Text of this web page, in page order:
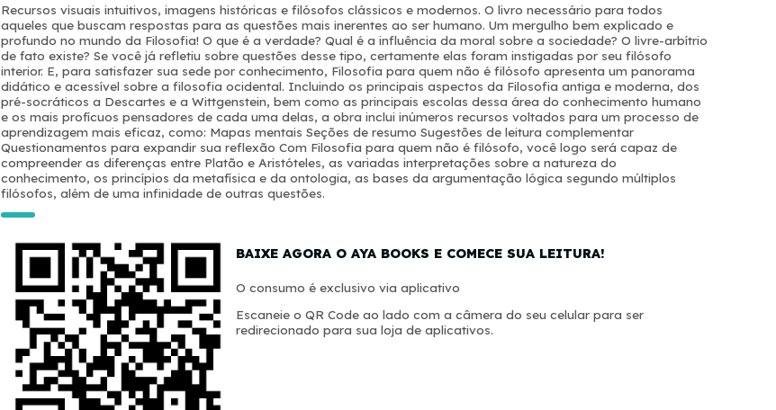
Recursos visuais intuitivos, imagens históricas e filósofos clássicos e modernos. O livro necessário para todos
aqueles que buscam respostas para as questões mais inerentes ao ser humano. Um mergulho bem explicado e
profundo no mundo da Filosofia! O que é a verdade? Qual é a influência da moral sobre a sociedade? O livre-arbítrio
de fato existe? Se você já refletiu sobre questões desse tipo, certamente elas foram instigadas por seu filósofo
interior. E, para satisfazer sua sede por conhecimento, Filosofia para quem não é filósofo apresenta um panorama
didático e acessível sobre a filosofia ocidental. Incluindo os principais aspectos da Filosofia antiga e moderna, dos
pré-socráticos a Descartes e a Wittgenstein, bem como as principais escolas dessa área do conhecimento humano
e os mais profícuos pensadores de cada uma delas, a obra inclui inúmeros recursos voltados para um processo de
aprendizagem mais eficaz, como: Mapas mentais Seções de resumo Sugestões de leitura complementar
Questionamentos para expandir sua reflexão Com Filosofia para quem não é filósofo, você logo será capaz de
compreender as diferenças entre Platão e Aristóteles, as variadas interpretações sobre a natureza do
conhecimento, os princípios da metafísica e da ontologia, as bases da argumentação lógica segundo múltiplos
filósofos, além de uma infinidade de outras questões.
BAIXE AGORA O AYA BOOKS E COMECE SUA LEITURA!
O consumo é exclusivo via aplicativo
Escaneie o QR Code ao lado com a câmera do seu celular para ser
redirecionado para sua loja de aplicativos.